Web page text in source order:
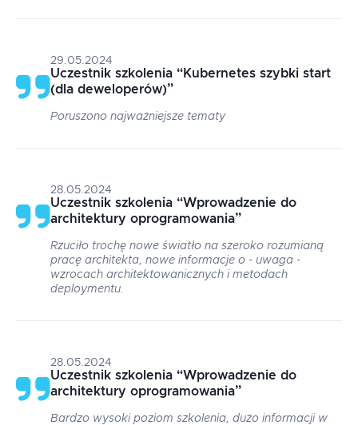
29.05.2024
Uczestnik szkolenia “Kubernetes szybki start
(dla deweloperów)”
Poruszono najważniejsze tematy
28.05.2024
Uczestnik szkolenia “Wprowadzenie do
architektury oprogramowania”
Rzuciło trochę nowe światło na szeroko rozumianą
pracę architekta, nowe informacje o - uwaga -
wzrocach architektowanicznych i metodach
deploymentu.
28.05.2024
Uczestnik szkolenia “Wprowadzenie do
architektury oprogramowania”
Bardzo wysoki poziom szkolenia, dużo informacji w